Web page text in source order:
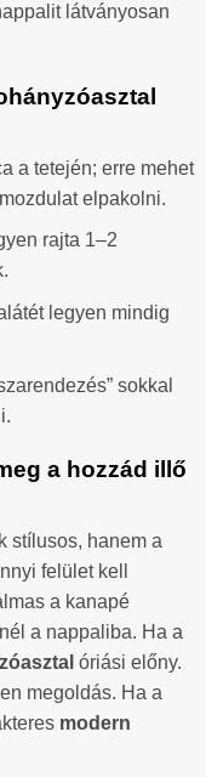
látványosan
a tetején; erre mehet
elpakolni.
rajta 1–2
legyen mindig
sokkal
a hozzád illő
stílusos, hanem a
felület kell
a kanapé
a nappaliba. Ha a
óriási előny.
megoldás. Ha a
modern